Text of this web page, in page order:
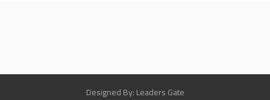
Designed By: Leaders Gate